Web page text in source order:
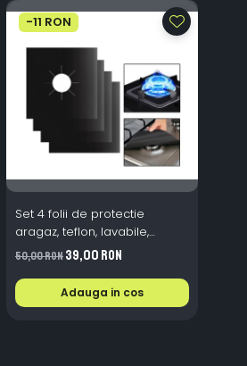
-11 RON
Set 4 folii de protectie
aragaz, teflon, lavabile,
reutilizabile, Negru/Gri
50,00 RON39,00 RON
Adauga in cos